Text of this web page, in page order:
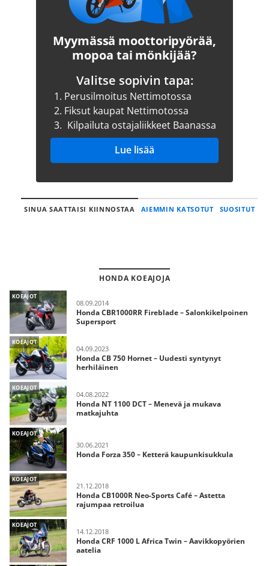
Myymässä moottoripyörää,
mopoa tai mönkijää?
Valitse sopivin tapa:
1. Perusilmoitus Nettimotossa
2. Fiksut kaupat Nettimotossa
3. Kilpailuta ostajaliikkeet Baanassa
Lue lisää
SINUA SAATTAISI KIINNOSTAA AIEMMIN KATSOTUT SUOSITUT
HONDA KOEAJOJA
KOEAJOT
08.09.2014
Honda CBR1000RR Fireblade – Salonkikelpoinen
Supersport
KOEAJOT
04.09.2023
Honda CB 750 Hornet – Uudesti syntynyt
herhiläinen
KOEAJOT
04.08.2022
Honda NT 1100 DCT – Menevä ja mukava
matkajuhta
KOEAJOT
30.06.2021
Honda Forza 350 – Ketterä kaupunkisukkula
KOEAJOT
21.12.2018
Honda CB1000R Neo-Sports Café – Astetta
rajumpaa retroilua
KOEAJOT
14.12.2018
Honda CRF 1000 L Africa Twin – Aavikkopyörien
aatelia